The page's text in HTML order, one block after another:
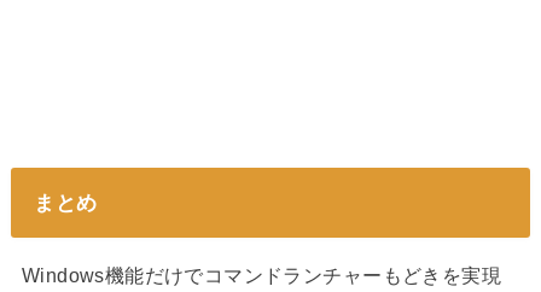
まとめ
Windows機能だけでコマンドランチャーもどきを実現